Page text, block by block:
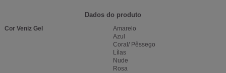
Dados do produto
Cor Veniz Gel
Amarelo
Azul
Coral/ Pêssego
Lílas
Nude
Rosa